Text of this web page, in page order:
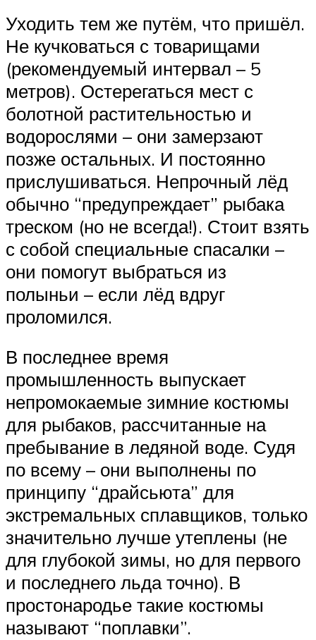
Уходить тем же путём, что пришёл.
Не кучковаться с товарищами
(рекомендуемый интервал – 5
метров). Остерегаться мест с
болотной растительностью и
водорослями – они замерзают
позже остальных. И постоянно
прислушиваться. Непрочный лёд
обычно “предупреждает” рыбака
треском (но не всегда!). Стоит взять
с собой специальные спасалки –
они помогут выбраться из
полыньи – если лёд вдруг
проломился.
В последнее время
промышленность выпускает
непромокаемые зимние костюмы
для рыбаков, рассчитанные на
пребывание в ледяной воде. Судя
по всему – они выполнены по
принципу “драйсьюта” для
экстремальных сплавщиков, только
значительно лучше утеплены (не
для глубокой зимы, но для первого
и последнего льда точно). В
простонародье такие костюмы
называют “поплавки”.